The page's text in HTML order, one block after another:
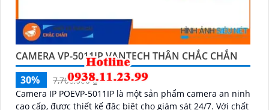
CAMERA VP-5011IP VANTECH THÂN CHẮC CHẮN
30%
7,700,000 ₫
Camera IP POEVP-5011IP là một sản phẩm camera an ninh
cao cấp, được thiết kế đặc biệt cho giám sát 24/7. Với chất